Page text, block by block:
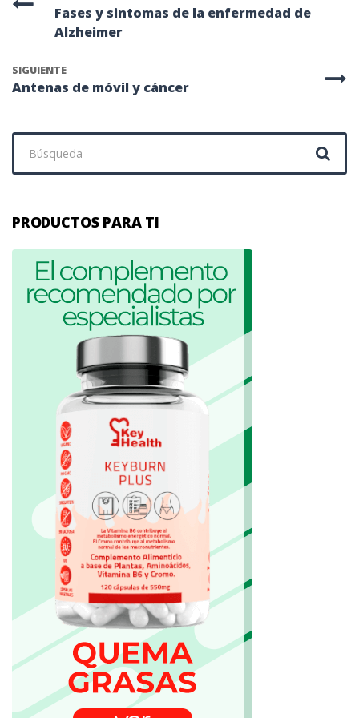
Fases y sintomas de la enfermedad de
Alzheimer
SIGUIENTE
Antenas de móvil y cáncer
PRODUCTOS PARA TI